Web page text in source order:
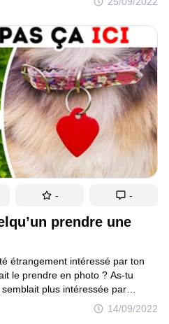
plus pour utiliser l’un d’entre
prendre une
14/09/2022
étrangement intéressé par ton
le prendre en photo ? As-tu
plus intéressée par
par l’animal lui-même ? Elle
à des informations privées sur
- -